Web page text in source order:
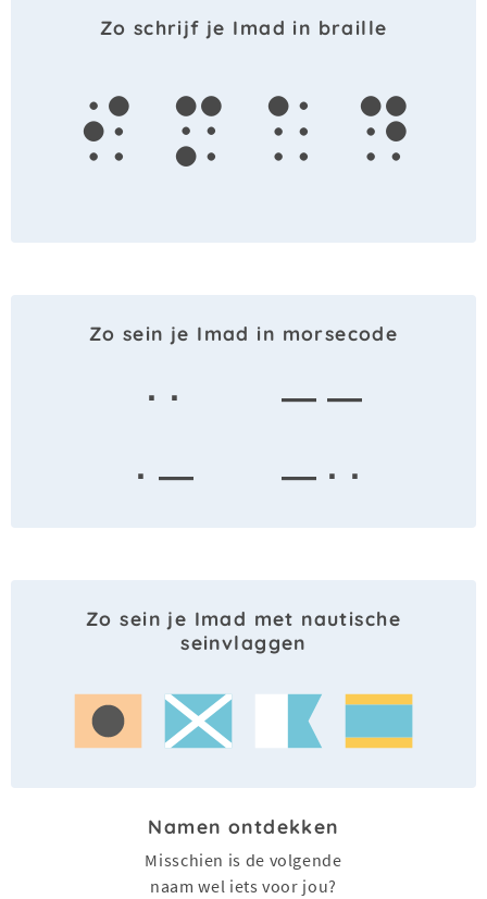
Zo schrijf je Imad in braille
i m a d
Zo sein je Imad in morsecode
· ·
— —
· —
— · ·
Zo sein je Imad met nautische
seinvlaggen
Namen ontdekken
Misschien is de volgende
naam wel iets voor jou?